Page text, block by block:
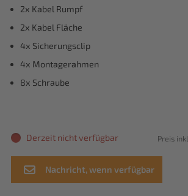
2x Kabel Rumpf
2x Kabel Fläche
4x Sicherungsclip
4x Montagerahmen
8x Schraube
Preis inkl.
Derzeit nicht verfügbar
Nachricht, wenn verfügbar